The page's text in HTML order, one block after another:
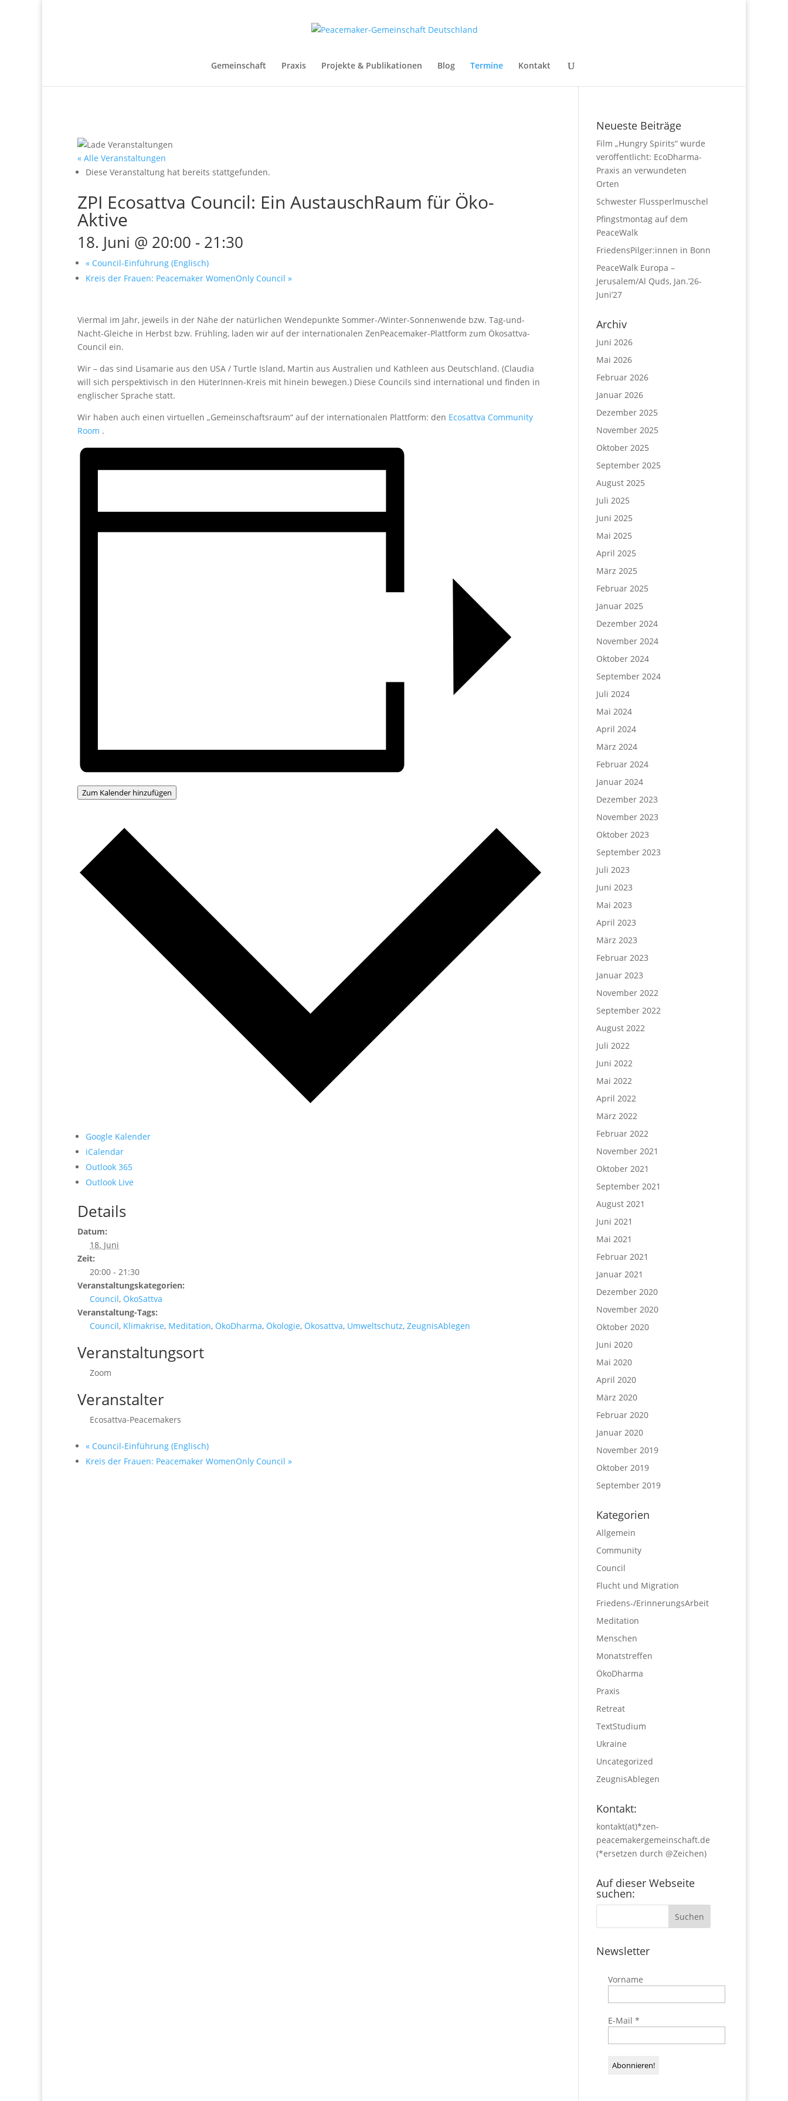
Gemeinschaft Praxis Projekte & Publikationen Blog Termine Kontakt
« Alle Veranstaltungen
Diese Veranstaltung hat bereits stattgefunden.
ZPI Ecosattva Council: Ein AustauschRaum für Öko-
Aktive
18. Juni @ 20:00 - 21:30
« Council-Einführung (Englisch)
Kreis der Frauen: Peacemaker WomenOnly Council »
Viermal im Jahr, jeweils in der Nähe der natürlichen Wendepunkte Sommer-/Winter-Sonnenwende bzw. Tag-und-
Nacht-Gleiche in Herbst bzw. Frühling, laden wir auf der internationalen ZenPeacemaker-Plattform zum Ökosattva-
Council ein.
Wir – das sind Lisamarie aus den USA / Turtle Island, Martin aus Australien und Kathleen aus Deutschland. (Claudia
will sich perspektivisch in den HüterInnen-Kreis mit hinein bewegen.) Diese Councils sind international und finden in
englischer Sprache statt.
Wir haben auch einen virtuellen „Gemeinschaftsraum“ auf der internationalen Plattform: den Ecosattva Community
Room .
Zum Kalender hinzufügen
Google Kalender
iCalendar
Outlook 365
Outlook Live
Details
Datum:
18. Juni
Zeit:
20:00 - 21:30
Veranstaltungskategorien:
Council, ÖkoSattva
Veranstaltung-Tags:
Council, Klimakrise, Meditation, ÖkoDharma, Ökologie, Ökosattva, Umweltschutz, ZeugnisAblegen
Veranstaltungsort
Zoom
Veranstalter
Ecosattva-Peacemakers
« Council-Einführung (Englisch)
Kreis der Frauen: Peacemaker WomenOnly Council »
Neueste Beiträge
Film „Hungry Spirits“ wurde
veröffentlicht: EcoDharma-
Praxis an verwundeten
Orten
Schwester Flussperlmuschel
Pfingstmontag auf dem
PeaceWalk
FriedensPilger:innen in Bonn
PeaceWalk Europa –
Jerusalem/Al Quds, Jan.’26-
Juni’27
Archiv
Juni 2026
Mai 2026
Februar 2026
Januar 2026
Dezember 2025
November 2025
Oktober 2025
September 2025
August 2025
Juli 2025
Juni 2025
Mai 2025
April 2025
März 2025
Februar 2025
Januar 2025
Dezember 2024
November 2024
Oktober 2024
September 2024
Juli 2024
Mai 2024
April 2024
März 2024
Februar 2024
Januar 2024
Dezember 2023
November 2023
Oktober 2023
September 2023
Juli 2023
Juni 2023
Mai 2023
April 2023
März 2023
Februar 2023
Januar 2023
November 2022
September 2022
August 2022
Juli 2022
Juni 2022
Mai 2022
April 2022
März 2022
Februar 2022
November 2021
Oktober 2021
September 2021
August 2021
Juni 2021
Mai 2021
Februar 2021
Januar 2021
Dezember 2020
November 2020
Oktober 2020
Juni 2020
Mai 2020
April 2020
März 2020
Februar 2020
Januar 2020
November 2019
Oktober 2019
September 2019
Kategorien
Allgemein
Community
Council
Flucht und Migration
Friedens-/ErinnerungsArbeit
Meditation
Menschen
Monatstreffen
ÖkoDharma
Praxis
Retreat
TextStudium
Ukraine
Uncategorized
ZeugnisAblegen
Kontakt:
kontakt(at)*zen-
peacemakergemeinschaft.de
(*ersetzen durch @Zeichen)
Auf dieser Webseite
suchen:
Newsletter
Vorname
E-Mail *